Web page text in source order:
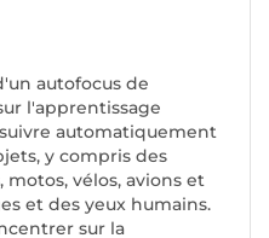
autofocus de
l'apprentissage
automatiquement
y compris des
motos, vélos, avions et
et des yeux humains.
sur la